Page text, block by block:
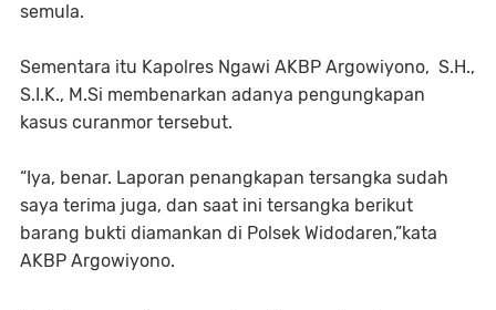
semula.
Sementara itu Kapolres Ngawi AKBP Argowiyono, S.H.,
S.I.K., M.Si membenarkan adanya pengungkapan
kasus curanmor tersebut.
“Iya, benar. Laporan penangkapan tersangka sudah
saya terima juga, dan saat ini tersangka berikut
barang bukti diamankan di Polsek Widodaren,”kata
AKBP Argowiyono.